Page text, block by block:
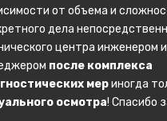
от объема и
дела
центра инженером
после комплекса
мериногда
осмотра! Спасибо